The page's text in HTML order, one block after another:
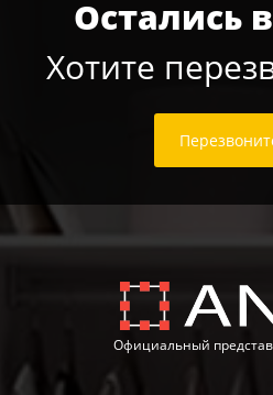
Остались
Хотите
Официальный